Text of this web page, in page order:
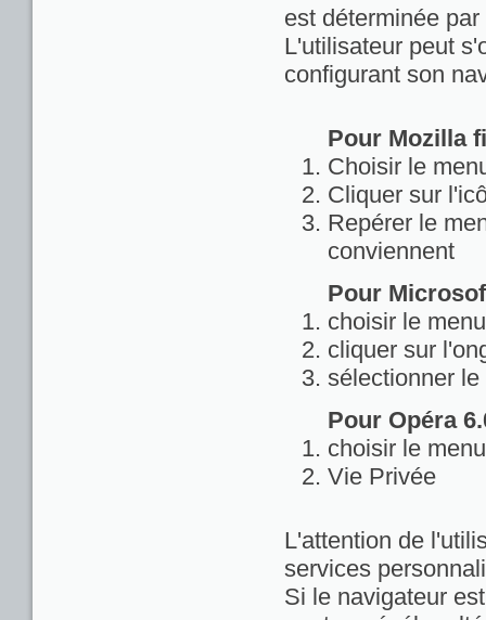
est déterminée
L'utilisateur peut
configurant son
Pour Mozilla
Choisir le
Cliquer sur
Repérer le
conviennent
Pour
choisir le
cliquer sur
sélectionner
Pour Opéra
choisir le
Vie Privée
L'attention de
services
Si le navigateur